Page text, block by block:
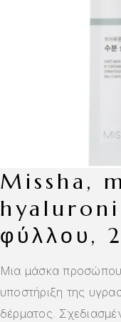
missha, mascure
φύλλου,
Μια μάσκα
υποστήριξη της
δέρματος.